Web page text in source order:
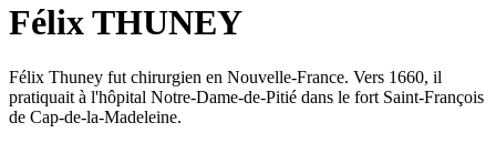
Félix THUNEY
Félix Thuney fut chirurgien en Nouvelle-France. Vers 1660, il
pratiquait à l'hôpital Notre-Dame-de-Pitié dans le fort Saint-François
de Cap-de-la-Madeleine.